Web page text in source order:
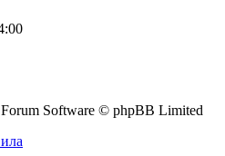
Software © phpBB Limited